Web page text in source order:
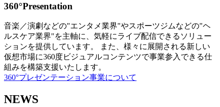
360°Presentation
音楽／演劇などの"エンタメ業界"やスポーツジムなどの"ヘ
ルスケア業界"を主軸に、気軽にライブ配信できるソリュー
ションを提供しています。 また、様々に展開される新しい
仮想市場に360度ビジュアルコンテンツで事業参入できる仕
組みを構築支援いたします。
360°プレゼンテーション事業について
NEWS